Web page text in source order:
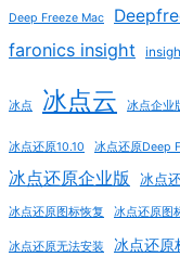
Deep Freeze Mac
faronics insight
冰点 冰点云 冰点企业
冰点还原10.10 冰点还原Deep
冰点还原企业版 冰点
冰点还原图标恢复 冰点还原图
冰点还原无法安装 冰点还原